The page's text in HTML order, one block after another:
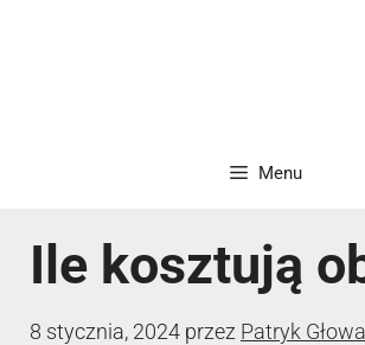
Menu
Ile kosztują
8 stycznia, 2024 przez Patryk